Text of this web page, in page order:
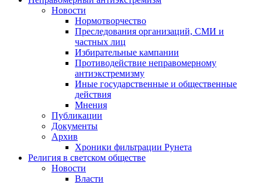
Новости
Нормотворчество
Преследования организаций, СМИ и
частных лиц
Избирательные кампании
Противодействие неправомерному
антиэкстремизму
Иные государственные и общественные
действия
Мнения
Публикации
Документы
Архив
Хроники фильтрации Рунета
Религия в светском обществе
Новости
Власти